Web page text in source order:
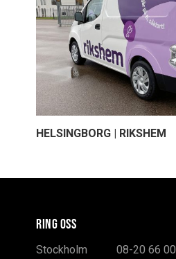
HELSINGBORG | RIKSHEM
RING OSS
Stockholm
08-20 66 00